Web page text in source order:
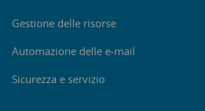
Gestione delle risorse
Automazione delle e-mail
Sicurezza e servizio